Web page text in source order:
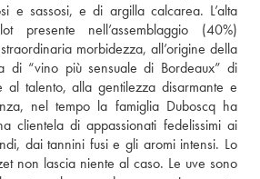
e sassosi, e di argilla calcarea. L’alta
presente nell’assemblaggio (40%)
morbidezza, all’origine della
di “vino più sensuale di Bordeaux” di
al talento, alla gentilezza disarmante e
nel tempo la famiglia Duboscq ha
clientela di appassionati fedelissimi ai
dai tannini fusi e gli aromi intensi. Lo
non lascia niente al caso. Le uve sono